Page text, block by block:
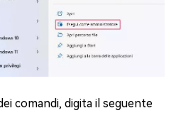
comandi, digita il seguente